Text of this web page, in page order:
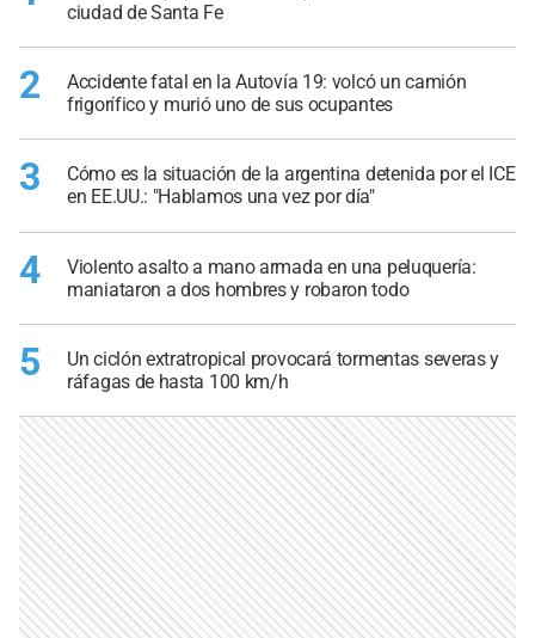
ciudad de Santa Fe
2
Accidente fatal en la Autovía 19: volcó un camión
frigorífico y murió uno de sus ocupantes
3
Cómo es la situación de la argentina detenida por el ICE
en EE.UU.: "Hablamos una vez por día"
4
Violento asalto a mano armada en una peluquería:
maniataron a dos hombres y robaron todo
5
Un ciclón extratropical provocará tormentas severas y
ráfagas de hasta 100 km/h